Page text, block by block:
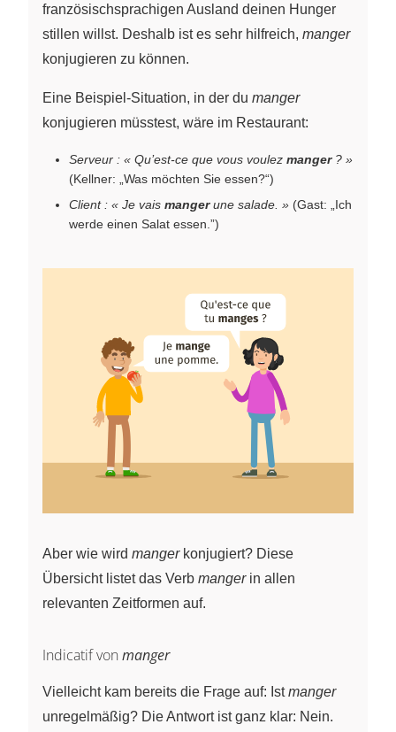
französischsprachigen Ausland deinen Hunger
stillen willst. Deshalb ist es sehr hilfreich, manger
konjugieren zu können.
Eine Beispiel-Situation, in der du manger
konjugieren müsstest, wäre im Restaurant:
Serveur : « Qu’est-ce que vous voulez manger? »
(Kellner: „Was möchten Sie essen?“)
Client : « Je vais mangerune salade. » (Gast: „Ich
werde einen Salat essen.”)
Aber wie wird mangerkonjugiert? Diese
Übersicht listet das Verb mangerin allen
relevanten Zeitformen auf.
Indicatif von manger
Vielleicht kam bereits die Frage auf: Istmanger
unregelmäßig? Die Antwort ist ganz klar: Nein.